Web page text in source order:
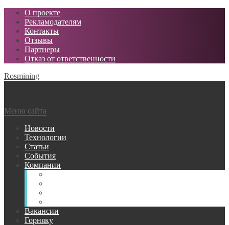
О проекте
Рекламодателям
Контакты
Отзывы
Партнеры
Отказ от ответственности
Rosmining
Меню сайта
Новости
Технологии
Статьи
События
Компании
Вакансии
Горняку